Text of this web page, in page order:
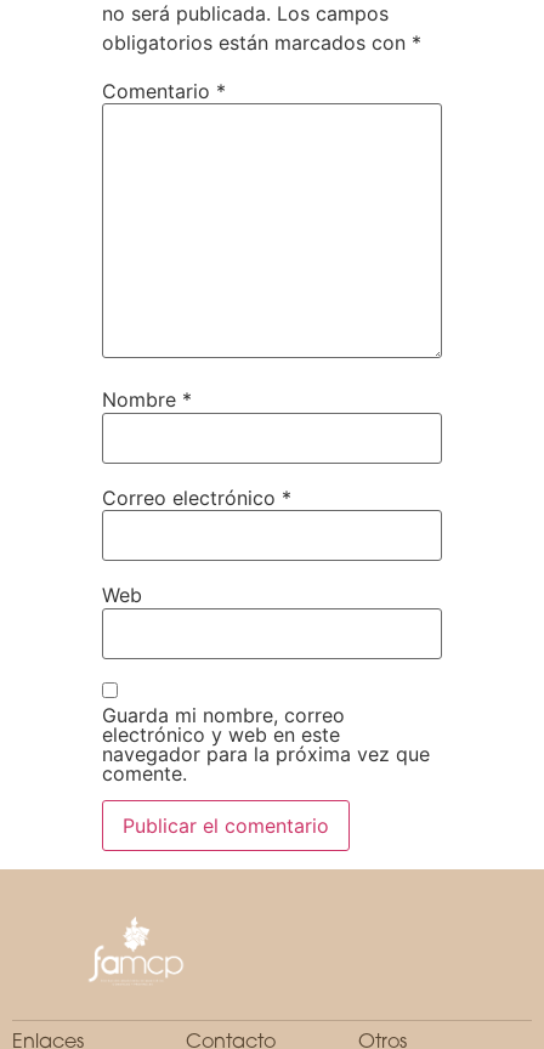
no será publicada. Los campos
obligatorios están marcados con *
Comentario *
Nombre *
Correo electrónico *
Web
Guarda mi nombre, correo
electrónico y web en este
navegador para la próxima vez que
comente.
Enlaces Contacto Otros